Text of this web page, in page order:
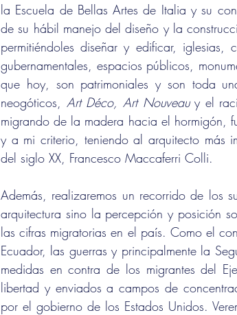
la Escuela de Bellas Artes de Italia y su
de su hábil manejo del diseño y la
permitiéndoles diseñar y edificar, iglesias,
gubernamentales, espacios públicos,
que hoy, son patrimoniales y son toda
neogóticos, Art Déco, Art Nouveau y el
migrando de la madera hacia el hormigón,
y a mi criterio, teniendo al arquitecto más
del siglo XX, Francesco Maccaferri Colli.
Además, realizaremos un recorrido de los
arquitectura sino la percepción y posición
las cifras migratorias en el país. Como el
Ecuador, las guerras y principalmente la
medidas en contra de los migrantes del
libertad y enviados a campos de
por el gobierno de los Estados Unidos.